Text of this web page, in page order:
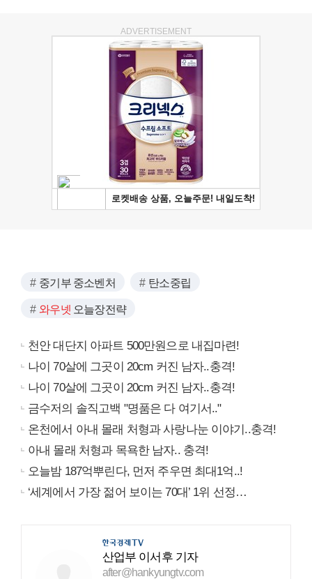
ADVERTISEMENT
중기부 중소벤처 탄소중립
와우넷 오늘장전략
천안 대단지 아파트 500만원으로 내집마련!
나이 70살에 그곳이 20cm 커진 남자..충격!
나이 70살에 그곳이 20cm 커진 남자..충격!
금수저의 솔직고백 "명품은 다 여기서.."
온천에서 아내 몰래 처형과 사랑나눈 이야기..충격!
아내 몰래 처형과 목욕한 남자.. 충격!
오늘밤 187억뿌린다, 먼저 주우면 최대1억..!
‘세계에서 가장 젊어 보이는 70대’ 1위 선정…
산업부 이서후 기자
after@hankyungtv.com